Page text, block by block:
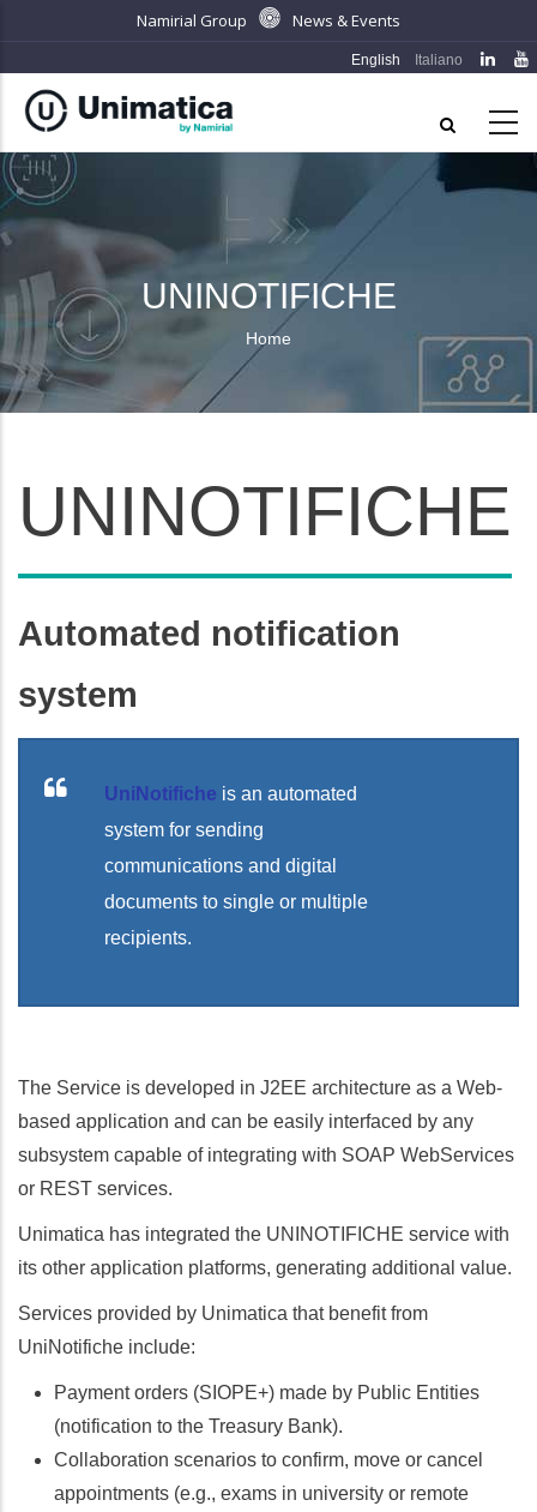
content
Namirial Group News & Events
Italiano
English
UNINOTIFICHE
Breadcrumb
Home
UNINOTIFICHE
Automated notification
system
UniNotifiche is an automated
system for sending
communications and digital
documents to single or multiple
recipients.
The Service is developed in J2EE architecture as a Web-
based application and can be easily interfaced by any
subsystem capable of integrating with SOAP WebServices
or REST services.
Unimatica has integrated the UNINOTIFICHE service with
its other application platforms, generating additional value.
Services provided by Unimatica that benefit from
UniNotifiche include:
Payment orders (SIOPE+) made by Public Entities
(notification to the Treasury Bank).
Collaboration scenarios to confirm, move or cancel
appointments (e.g., exams in university or remote